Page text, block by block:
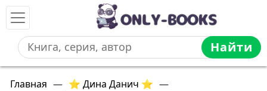
Найти
Главная — ⭐ Дина Данич ⭐ —